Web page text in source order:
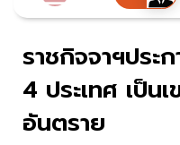
ราชกิจจาฯประ
4 ประเทศ เป็น
อันตราย